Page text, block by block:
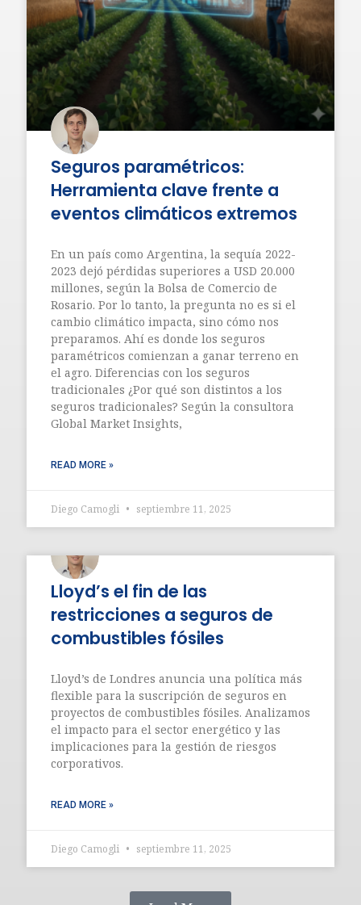
Seguros paramétricos:
Herramienta clave frente a
eventos climáticos extremos
En un país como Argentina, la sequía 2022-
2023 dejó pérdidas superiores a USD 20.000
millones, según la Bolsa de Comercio de
Rosario. Por lo tanto, la pregunta no es si el
cambio climático impacta, sino cómo nos
preparamos. Ahí es donde los seguros
paramétricos comienzan a ganar terreno en
el agro. Diferencias con los seguros
tradicionales ¿Por qué son distintos a los
seguros tradicionales? Según la consultora
Global Market Insights,
READ MORE »
Diego Camogli septiembre 11, 2025
Lloyd’s el fin de las
restricciones a seguros de
combustibles fósiles
Lloyd’s de Londres anuncia una política más
flexible para la suscripción de seguros en
proyectos de combustibles fósiles. Analizamos
el impacto para el sector energético y las
implicaciones para la gestión de riesgos
corporativos.
READ MORE »
Diego Camogli septiembre 11, 2025